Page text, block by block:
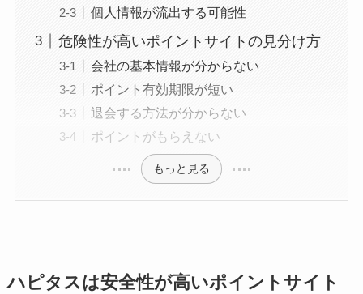
個人情報が流出する可能性
危険性が高いポイントサイトの見分け方
会社の基本情報が分からない
ポイント有効期限が短い
退会する方法が分からない
ポイントがもらえない
もっと見る
ハピタスは安全性が高いポイントサイト